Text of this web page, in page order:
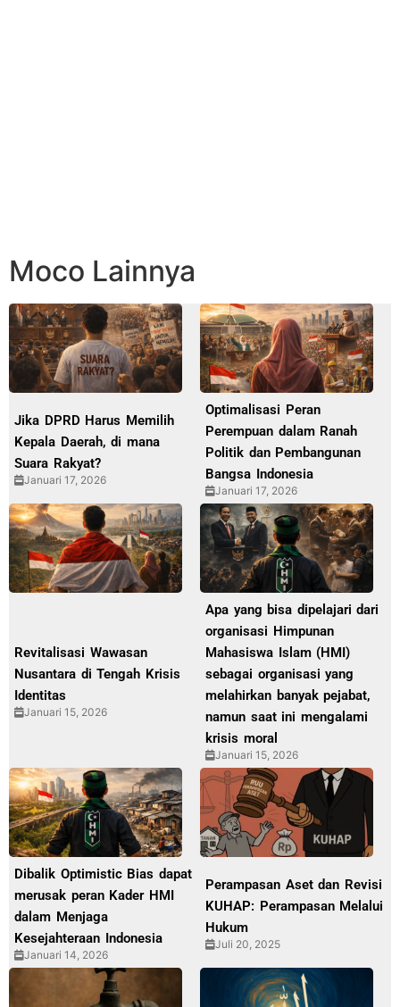
Moco Lainnya
Jika DPRD Harus Memilih
Kepala Daerah, di mana
Suara Rakyat?
Januari 17, 2026
Optimalisasi Peran
Perempuan dalam Ranah
Politik dan Pembangunan
Bangsa Indonesia
Januari 17, 2026
Revitalisasi Wawasan
Nusantara di Tengah Krisis
Identitas
Januari 15, 2026
Apa yang bisa dipelajari dari
organisasi Himpunan
Mahasiswa Islam (HMI)
sebagai organisasi yang
melahirkan banyak pejabat,
namun saat ini mengalami
krisis moral
Januari 15, 2026
Dibalik Optimistic Bias dapat
merusak peran Kader HMI
dalam Menjaga
Kesejahteraan Indonesia
Januari 14, 2026
Perampasan Aset dan Revisi
KUHAP: Perampasan Melalui
Hukum
Juli 20, 2025